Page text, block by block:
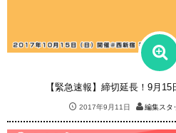
【緊急速報】締切延長！9月
2017年9月11日 編集スタ